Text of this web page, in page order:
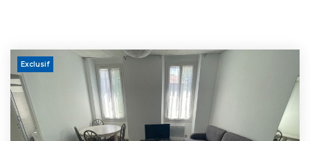
Exclusif